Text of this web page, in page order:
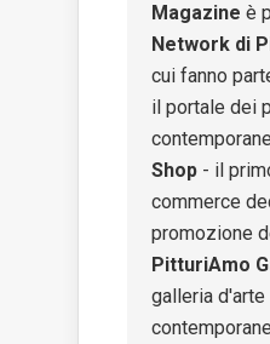
Magazine è
Network di
cui fanno
il portale dei
Shop - il
commerce
promozione
PitturiAmo
galleria d'arte